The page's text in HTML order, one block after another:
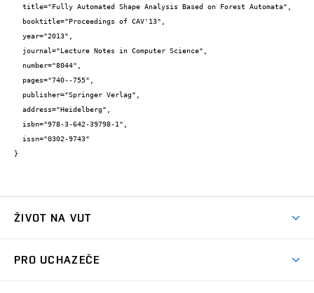
}
ŽIVOT NA VUT
PRO UCHAZEČE